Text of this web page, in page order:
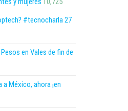
#tecnocharla 27
en Vales de fin de
México, ahora ¡en